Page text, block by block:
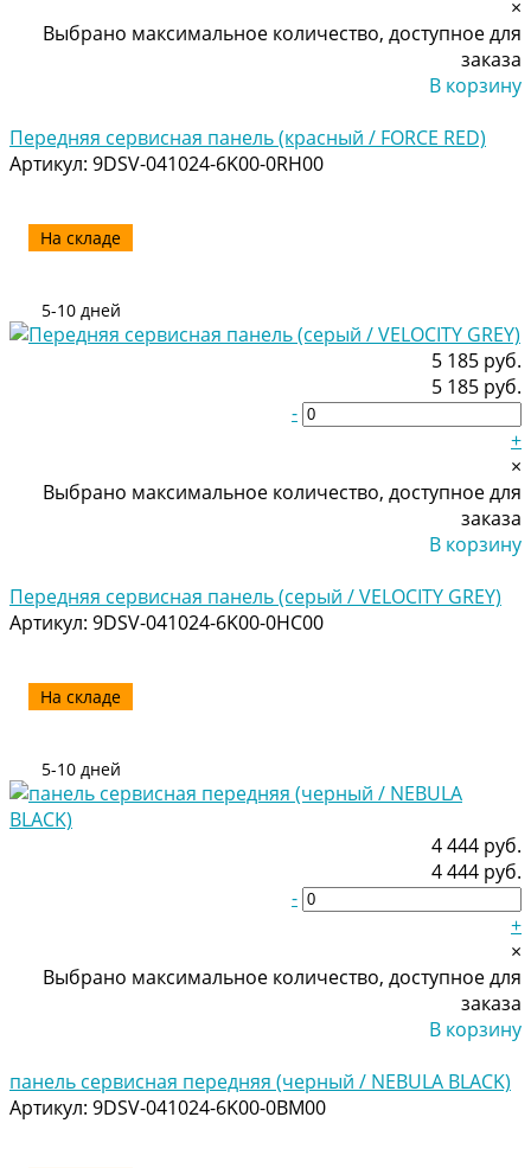
×
Выбрано максимальное количество, доступное для
заказа
В корзину
Передняя сервисная панель (красный / FORCE RED)
Артикул: 9DSV-041024-6K00-0RH00
На складе
5-10 дней
5 185 руб.
5 185 руб.
-
+
×
Выбрано максимальное количество, доступное для
заказа
В корзину
Передняя сервисная панель (серый / VELOCITY GREY)
Артикул: 9DSV-041024-6K00-0HC00
На складе
5-10 дней
4 444 руб.
4 444 руб.
-
+
×
Выбрано максимальное количество, доступное для
заказа
В корзину
панель сервисная передняя (черный / NEBULA BLACK)
Артикул: 9DSV-041024-6K00-0BM00